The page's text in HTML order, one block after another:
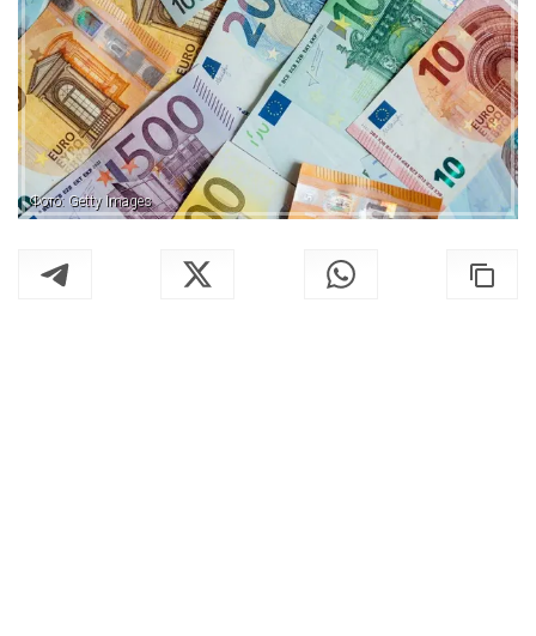
Фото: Getty Images